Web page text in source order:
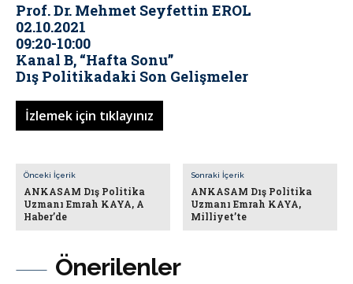
Önerilenler
Prof. Dr. Mehmet Seyfettin EROL
02.10.2021
09:20-10:00
Kanal B, “Hafta Sonu”
Dış Politikadaki Son Gelişmeler
İzlemek için tıklayınız
Önceki İçerik
ANKASAM Dış Politika
Uzmanı Emrah KAYA, A
Haber’de
Sonraki İçerik
ANKASAM Dış Politika
Uzmanı Emrah KAYA,
Milliyet’te